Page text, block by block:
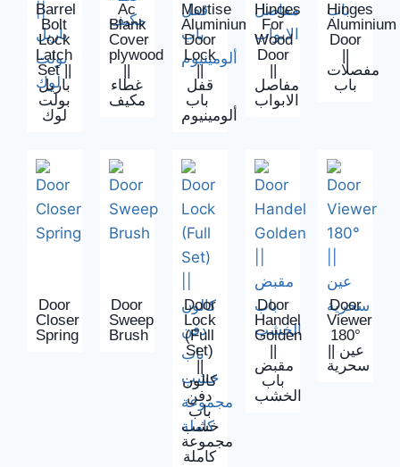
Barrel
Bolt
Lock
Latch
Set ||
باريل
بولت
لوك
Ac
Blank
Cover
plywood
غطاء
مكيف
Mortise
Aluminium
Door
Lock
||
قفل
باب
ألومينيوم
Hinges
For
Wood
Door
مفاصل
الابواب
Hinges
Aluminium
Door
مفصلات
باب
Door
Closer
Spring
Door
Sweep
Brush
Door
Lock
(Full
Set)
||
كالون
دفن
باب
خشب
مجموعة
كاملة
Door
Handel
Golden
مقبض
باب
الخشب
Door
Viewer
180°
سحرية